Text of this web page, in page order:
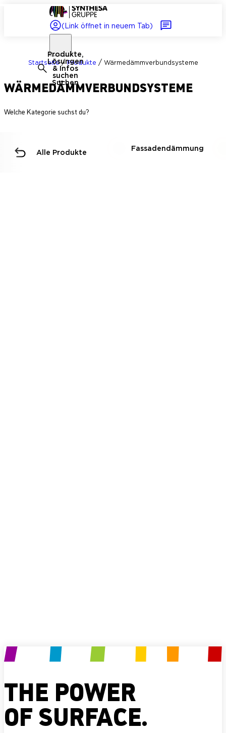
(Link öffnet in neuem Tab)
Produkte,
Lösungen
& Infos
suchen
Suchen
Startseite / Produkte / Wärmedämm­verbundsysteme
WÄRMEDÄMM­VERBUNDSYSTEME
Welche Kategorie suchst du?
Alle Produkte Fassadendämmung
THE POWER
OF SURFACE.